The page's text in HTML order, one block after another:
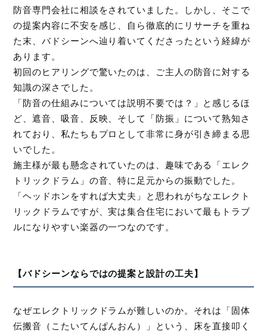
防音専門会社に相談をされていました。しかし、そこで
の提案内容に不安を感じ、自ら徹底的にリサーチを重ね
た末、バドシーンへ辿り着いてくださったという経緯が
あります。
初回のヒアリングで驚いたのは、ご主人の防音に対する
知識の深さでした。
「防音の仕組みについては説明不要では？」と感じるほ
ど、遮音、吸音、反映、そして「防振」について熟知さ
れており、私たちもプロとして非常に身が引き締まる思
いでした。
施主様が最も懸念されていたのは、趣味である「エレク
トリックドラム」の音、特に足元からの振動でした。
「ヘッドホンをすれば大丈夫」と思われがちなエレクト
リックドラムですが、実は集合住宅において最もトラブ
ルになりやすい楽器の一つなのです。
【バドシーンならではの提案と設計の工夫】
なぜエレクトリックドラムが難しいのか。それは「固体
伝搬音（こたいてんぱんおん）」という、床を直接叩く